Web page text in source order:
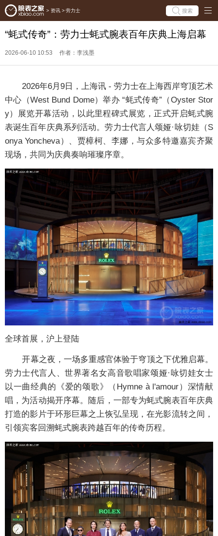
> 资讯 > 劳力士 搜索
“蚝式传奇”：劳力士蚝式腕表百年庆典上海启幕
2026-06-10 10:53 作者：李浅墨
2026年6月9日，上海讯 - 劳力士在上海西岸穹顶艺术
中心（West Bund Dome）举办 “蚝式传奇”（Oyster Stor
y）展览开幕活动，以此里程碑式展览，正式开启蚝式腕
表诞生百年庆典系列活动。劳力士代言人颂娅·咏切娃（S
onya Yoncheva）、贾樟柯、李娜，与众多特邀嘉宾齐聚
现场，共同为庆典奏响璀璨序章。
全球首展，沪上登陆
开幕之夜，一场多重感官体验于穹顶之下优雅启幕。
劳力士代言人、世界著名女高音歌唱家颂娅·咏切娃女士
以一曲经典的《爱的颂歌》（Hymne à l'amour）深情献
唱，为活动揭开序幕。随后，一部专为蚝式腕表百年庆典
打造的影片于环形巨幕之上恢弘呈现，在光影流转之间，
引领宾客回溯蚝式腕表跨越百年的传奇历程。